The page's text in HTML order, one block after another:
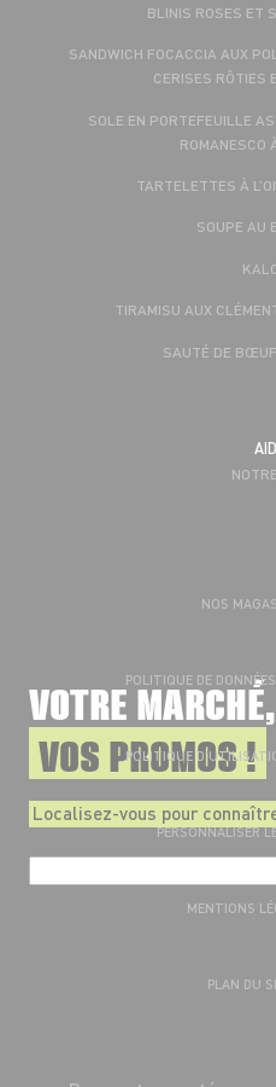
VOTRE MARCHÉ,
VOS PROMOS !
Localisez-vous pour
BLINIS ROSES ET
SANDWICH FOCACCIA AUX
CERISES RÔTIES
SOLE EN PORTEFEUILLE
ROMANESCO
TARTELETTES À
SOUPE AU
TIRAMISU AUX
SAUTÉ DE
NOS
POLITIQUE DE
POLITIQUE
PERSONNALISER
MENTIONS
PLAN DU